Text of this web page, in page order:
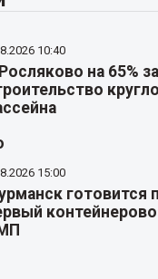
10:40
на 65%
15:00
готовится